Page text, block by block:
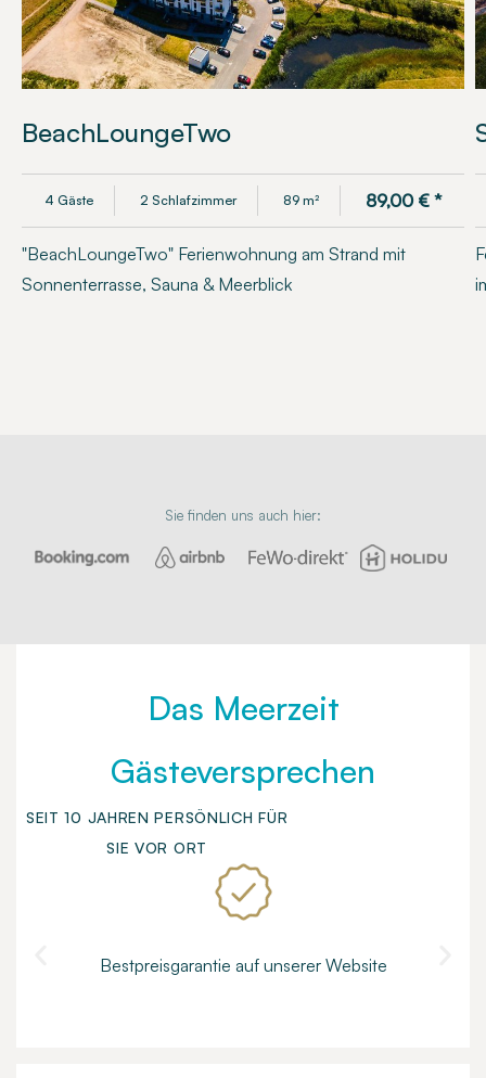
BeachLoungeTwo
4 Gäste 2 Schlafzimmer 89 m² 89,00 € *
"BeachLoungeTwo" Ferienwohnung am Strand mit
Sonnenterrasse, Sauna & Meerblick
Sie finden uns auch hier:
Das Meerzeit
Gästeversprechen
SEIT 10 JAHREN PERSÖNLICH FÜR
SIE VOR ORT
Bestpreisgarantie auf unserer Website